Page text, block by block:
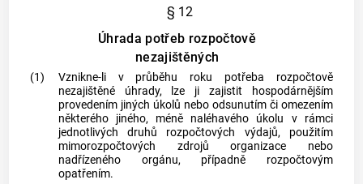
§ 12
Úhrada potřeb rozpočtově
nezajištěných
(1)
Vznikne-li v průběhu roku potřeba rozpočtově
nezajištěné úhrady, lze ji zajistit hospodárnějším
provedením jiných úkolů nebo odsunutím či omezením
některého jiného, méně naléhavého úkolu v rámci
jednotlivých druhů rozpočtových výdajů, použitím
mimorozpočtových zdrojů organizace nebo
nadřízeného orgánu, případně rozpočtovým
opatřením.